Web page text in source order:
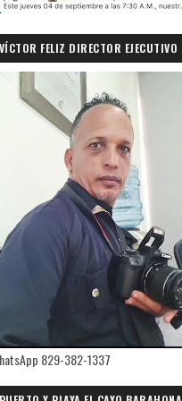
FELIZ DIRECTOR EJECUTIVO
829-382-1337